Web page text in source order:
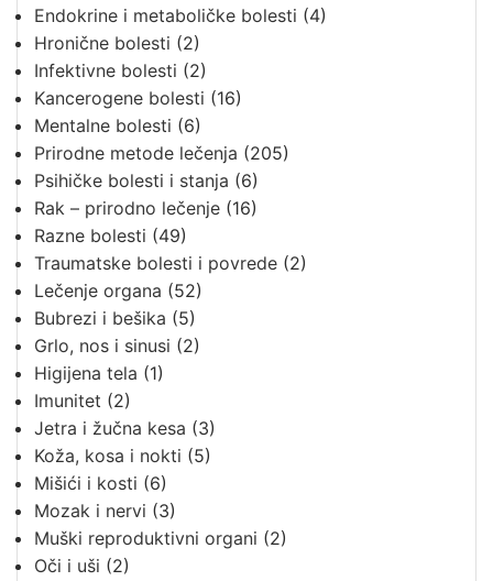
Endokrine i metaboličke bolesti (4)
Hronične bolesti (2)
Infektivne bolesti (2)
Kancerogene bolesti (16)
Mentalne bolesti (6)
Prirodne metode lečenja (205)
Psihičke bolesti i stanja (6)
Rak – prirodno lečenje (16)
Razne bolesti (49)
Traumatske bolesti i povrede (2)
Lečenje organa (52)
Bubrezi i bešika (5)
Grlo, nos i sinusi (2)
Higijena tela (1)
Imunitet (2)
Jetra i žučna kesa (3)
Koža, kosa i nokti (5)
Mišići i kosti (6)
Mozak i nervi (3)
Muški reproduktivni organi (2)
Oči i uši (2)